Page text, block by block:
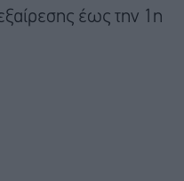
έως την 1η